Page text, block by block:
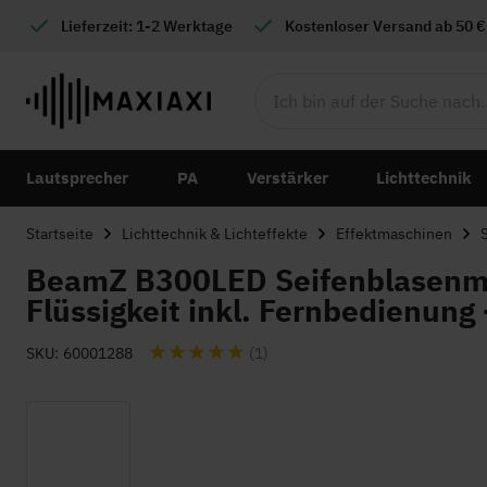
Lieferzeit: 1-2 Werktage Kostenloser Versand ab 50 €
Lautsprecher PA Verstärker Lichttechnik
Startseite Lichttechnik & Lichteffekte Effektmaschinen
BeamZ B300LED
Flüssigkeit inkl. Fernbedienung
SKU 60001288 Bewertung: (1)